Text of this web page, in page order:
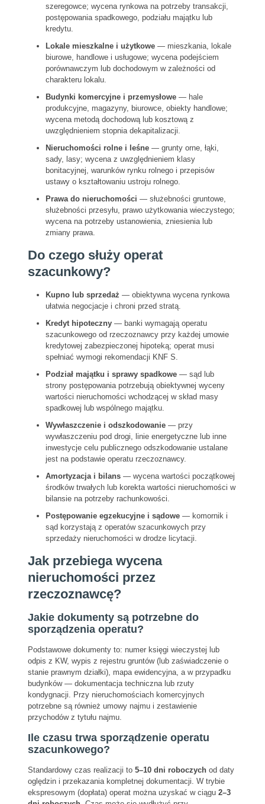
szeregowce; wycena rynkowa na potrzeby transakcji,
postępowania spadkowego, podziału majątku lub
kredytu.
Lokale mieszkalne i użytkowe— mieszkania, lokale
biurowe, handlowe i usługowe; wycena podejściem
porównawczym lub dochodowym w zależności od
charakteru lokalu.
Budynki komercyjne i przemysłowe— hale
produkcyjne, magazyny, biurowce, obiekty handlowe;
wycena metodą dochodową lub kosztową z
uwzględnieniem stopnia dekapitalizacji.
Nieruchomości rolne i leśne— grunty orne, łąki,
sady, lasy; wycena z uwzględnieniem klasy
bonitacyjnej, warunków rynku rolnego i przepisów
ustawy o kształtowaniu ustroju rolnego.
Prawa do nieruchomości — służebności gruntowe,
służebności przesyłu, prawo użytkowania wieczystego;
wycena na potrzeby ustanowienia, zniesienia lub
zmiany prawa.
Do czego służy operat
szacunkowy?
Kupno lub sprzedaż — obiektywna wycena rynkowa
ułatwia negocjacje i chroni przed stratą.
Kredyt hipoteczny— banki wymagają operatu
szacunkowego od rzeczoznawcy przy każdej umowie
kredytowej zabezpieczonej hipoteką; operat musi
spełniać wymogi rekomendacji KNF S.
Podział majątku i sprawy spadkowe— sąd lub
strony postępowania potrzebują obiektywnej wyceny
wartości nieruchomości wchodzącej w skład masy
spadkowej lub wspólnego majątku.
Wywłaszczenie i odszkodowanie— przy
wywłaszczeniu pod drogi, linie energetyczne lub inne
inwestycje celu publicznego odszkodowanie ustalane
jest na podstawie operatu rzeczoznawcy.
Amortyzacja i bilans— wycena wartości początkowej
środków trwałych lub korekta wartości nieruchomości w
bilansie na potrzeby rachunkowości.
Postępowanie egzekucyjne i sądowe— komornik i
sąd korzystają z operatów szacunkowych przy
sprzedaży nieruchomości w drodze licytacji.
Jak przebiega wycena
nieruchomości przez
rzeczoznawcę?
Jakie dokumenty są potrzebne do
sporządzenia operatu?
Podstawowe dokumenty to: numer księgi wieczystej lub
odpis z KW, wypis z rejestru gruntów (lub zaświadczenie o
stanie prawnym działki), mapa ewidencyjna, a w przypadku
budynków — dokumentacja techniczna lub rzuty
kondygnacji. Przy nieruchomościach komercyjnych
potrzebne są również umowy najmu i zestawienie
przychodów z tytułu najmu.
Ile czasu trwa sporządzenie operatu
szacunkowego?
Standardowy czas realizacji to 5–10 dni roboczychod daty
oględzin i przekazania kompletnej dokumentacji. W trybie
ekspresowym (dopłata) operat można uzyskać w ciągu 2–3